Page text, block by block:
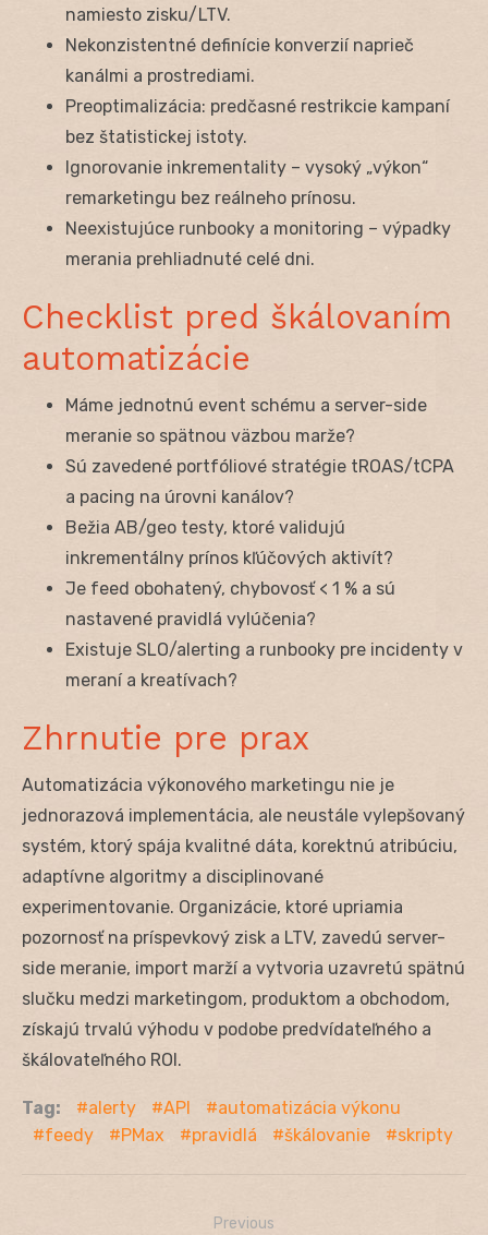
namiesto zisku/LTV.
Nekonzistentné definície konverzií naprieč
kanálmi a prostrediami.
Preoptimalizácia: predčasné restrikcie kampaní
bez štatistickej istoty.
Ignorovanie inkrementality – vysoký „výkon“
remarketingu bez reálneho prínosu.
Neexistujúce runbooky a monitoring – výpadky
merania prehliadnuté celé dni.
Checklist pred škálovaním
automatizácie
Máme jednotnú event schému a server-side
meranie so spätnou väzbou marže?
Sú zavedené portfóliové stratégie tROAS/tCPA
a pacing na úrovni kanálov?
Bežia AB/geo testy, ktoré validujú
inkrementálny prínos kľúčových aktivít?
Je feed obohatený, chybovosť < 1 % a sú
nastavené pravidlá vylúčenia?
Existuje SLO/alerting a runbooky pre incidenty v
meraní a kreatívach?
Zhrnutie pre prax
Automatizácia výkonového marketingu nie je
jednorazová implementácia, ale neustále vylepšovaný
systém, ktorý spája kvalitné dáta, korektnú atribúciu,
adaptívne algoritmy a disciplinované
experimentovanie. Organizácie, ktoré upriamia
pozornosť na príspevkový zisk a LTV, zavedú server-
side meranie, import marží a vytvoria uzavretú spätnú
slučku medzi marketingom, produktom a obchodom,
získajú trvalú výhodu v podobe predvídateľného a
škálovateľného ROI.
Tag: alerty API
automatizácia výkonu
feedy
PMax pravidlá škálovanie skripty
Previous